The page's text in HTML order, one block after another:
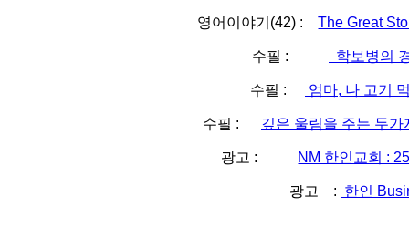
영어이야기(42) :The Great
수필 : 학보병
수필 : 엄마, 나 고기
수필 : 깊은 울림을 주는 두
광고 : NM 한인교회 :
광고 : 한인